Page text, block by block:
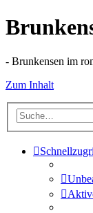
- Brunkensen im
Zum Inhalt